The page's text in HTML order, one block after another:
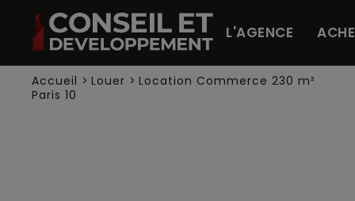
L'AGENCE
Accueil > Louer > Location Commerce 230 m²
Paris 10